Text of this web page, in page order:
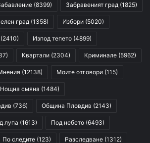
(8399) Забравеният град (1825)
град (1358) Избори (5020)
(2410) Изпод тепето (4899)
Квартали (2304) Криминале (5962)
(12138) Моите отговори (115)
Нощна смяна (1484)
(736) Община Пловдив (2143)
лупа (1613) Под небето (6493)
По следите (123) Разследване (1312)